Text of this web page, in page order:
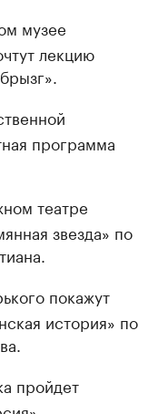
музее
лекцию
программа
театре
звезда» по
покажут
история» по
пройдет